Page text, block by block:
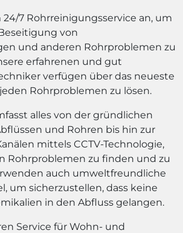
7 Rohrreinigungsservice an, um
von
und anderen Rohrproblemen zu
erfahrenen und gut
verfügen über das neueste
Rohrproblemen zu lösen.
alles von der gründlichen
und Rohren bis hin zur
mittels CCTV-Technologie,
Rohrproblemen zu finden und zu
auch umweltfreundliche
um sicherzustellen, dass keine
in den Abfluss gelangen.
Service für Wohn- und